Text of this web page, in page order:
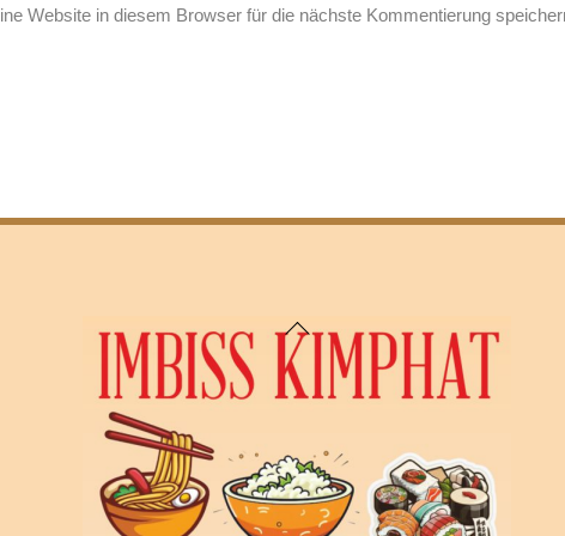
Website in diesem Browser für die nächste Kommentierung
Back
To
Top